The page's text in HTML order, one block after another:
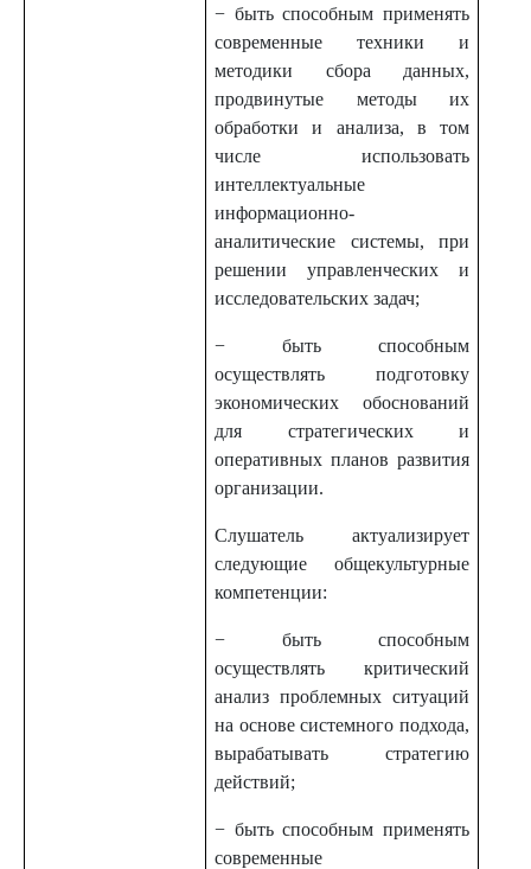
− быть способным применять
современные техники и
методики сбора данных,
продвинутые методы их
обработки и анализа, в том
числе использовать
интеллектуальные
информационно-
аналитические системы, при
решении управленческих и
исследовательских задач;
− быть способным
осуществлять подготовку
экономических обоснований
для стратегических и
оперативных планов развития
организации.
Слушатель актуализирует
следующие общекультурные
компетенции:
− быть способным
осуществлять критический
анализ проблемных ситуаций
на основе системного подхода,
вырабатывать стратегию
действий;
− быть способным применять
современные